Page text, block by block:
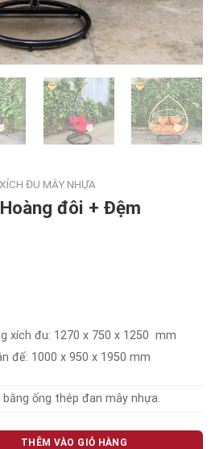
XÍCH ĐU MÂY NHỰA
đôi + Đệm
xích đu: 1270 x 750 x 1250 mm
đế: 1000 x 950 x 1950 mm
bằng ống thép đan mây nhựa.
+ Đệm số lượng
THÊM VÀO GIỎ HÀNG